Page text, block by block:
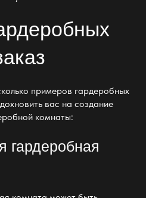
примеров гардеробных
вас на создание
комнаты:
гардеробная